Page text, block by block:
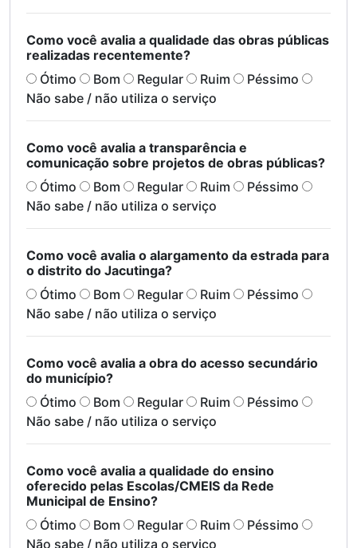
Como você avalia a qualidade das obras públicas
realizadas recentemente?
Ótimo
Bom Regular Ruim
Péssimo
Não sabe / não utiliza o serviço
Como você avalia a transparência e
comunicação sobre projetos de obras públicas?
Ótimo
Bom Regular Ruim
Péssimo
Não sabe / não utiliza o serviço
Como você avalia o alargamento da estrada para
o distrito do Jacutinga?
Ótimo
Bom Regular Ruim
Péssimo
Não sabe / não utiliza o serviço
Como você avalia a obra do acesso secundário
do município?
Ótimo
Bom Regular Ruim
Péssimo
Não sabe / não utiliza o serviço
Como você avalia a qualidade do ensino
oferecido pelas Escolas/CMEIS da Rede
Municipal de Ensino?
Ótimo
Bom Regular Ruim
Péssimo
Não sabe / não utiliza o serviço